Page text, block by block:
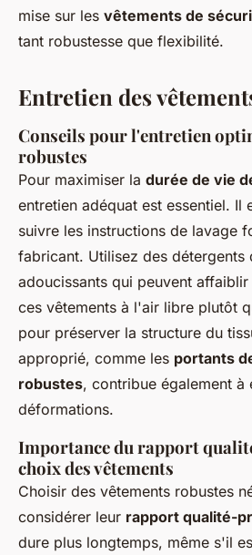
mise sur les vêtements de
tant robustesse que flexibilité.
Entretien des
Conseils pour l'entretien
robustes
Pour maximiser la durée de vie
entretien adéquat est essentiel. Il
suivre les instructions de lavage
fabricant. Utilisez des détergents
adoucissants qui peuvent
ces vêtements à l'air libre plutôt
pour préserver la structure du
approprié, comme les portants
robustes, contribue également à
déformations.
Importance du rapport
choix des vêtements
Choisir des vêtements robustes
considérer leur rapport qualité-
dure plus longtemps, même s'il